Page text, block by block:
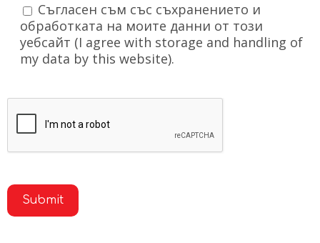
Съгласен съм със съхранението и
обработката на моите данни от този
уебсайт (I agree with storage and handling of
my data by this website).